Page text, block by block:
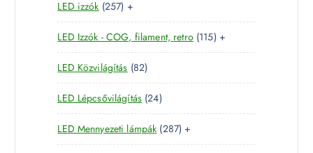
k
m
é
k
e
r
m
é
k
LED izzók 2572
5
7
t
e
r
m
é
k
+
LED Izzók - COG, filament, retro 1151
1
t
r
é
+
LED Közvilágítás 828
2
t
e
r
m
LED Lépcsővilágítás 242
4
t
e
LED Mennyezeti lámpák 2872
8
+